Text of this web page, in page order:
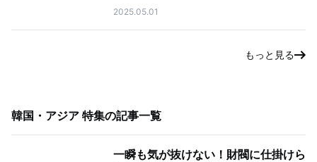
2025.05.01
もっと見る
韓国・アジア 特集の記事一覧
一瞬も気が抜けない！財閥に仕掛けら